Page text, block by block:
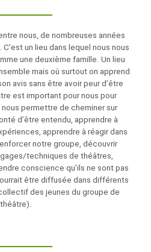
nous, de nombreuses années
un lieu dans lequel nous nous
une deuxième famille. Un lieu
mais où surtout on apprend
avis sans être avoir peur d’être
est important pour nous pour
permettre de cheminer sur
d’être entendu, apprendre à
apprendre à réagir dans
notre groupe, découvrir
techniques de théâtres,
conscience qu’ils ne sont pas
être diffusée dans différents
des jeunes du groupe de
théâtre).